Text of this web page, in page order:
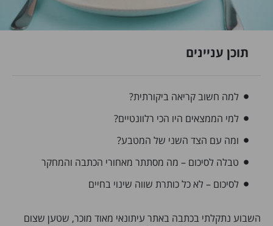
תוכן עניינים
למה חשוב קריאה ביקורתית?
למי הממצאים היו הכי רלוונטיים?
ומה עם הצד השני של המטבע?
טבלה לסיכום – מה מסתתר מאחורי הכתבה והמחקר
לסיכום – לא כל כותרת שווה שינוי בחיים
השבוע נתקלתי בכתבה באתר עיתונאי מאוד מוכר, שטען שצום